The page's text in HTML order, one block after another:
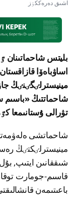
اشىق دەرەككٶز
بليتس
اساۋباەۆا
مينيسترلٸگٸنٸڭ
شاحماتتىڭ «باسىم
تۋرالى ۇستانىمعا
شاحماتشى
مينيسترلٸكتٸڭ
شىققانىن ايتىپ,
قاسىم-جومارت
باعىتىمەن